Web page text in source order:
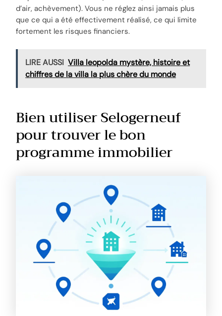
d’air, achèvement). Vous ne réglez ainsi jamais plus
que ce qui a été effectivement réalisé, ce qui limite
fortement les risques financiers.
LIRE AUSSI Villa leopolda mystère, histoire et
chiffres de la villa la plus chère du monde
Bien utiliser Selogerneuf
pour trouver le bon
programme immobilier